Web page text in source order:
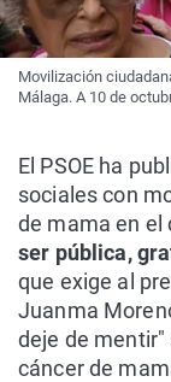
Movilización
Málaga. A 10 de
El PSOE ha
sociales con
de mama en el
ser pública,
que exige al
Juanma
deje de mentir"
cáncer de